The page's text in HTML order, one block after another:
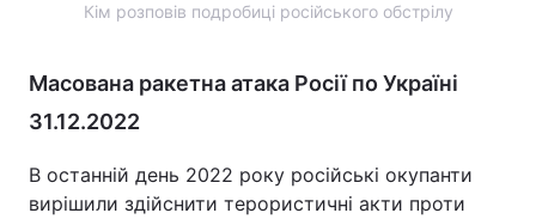
Кім розповів подробиці російського обстрілу
Масована ракетна атака Росії по Україні
31.12.2022
В останній день 2022 року російські окупанти
вирішили здійснити терористичні акти проти